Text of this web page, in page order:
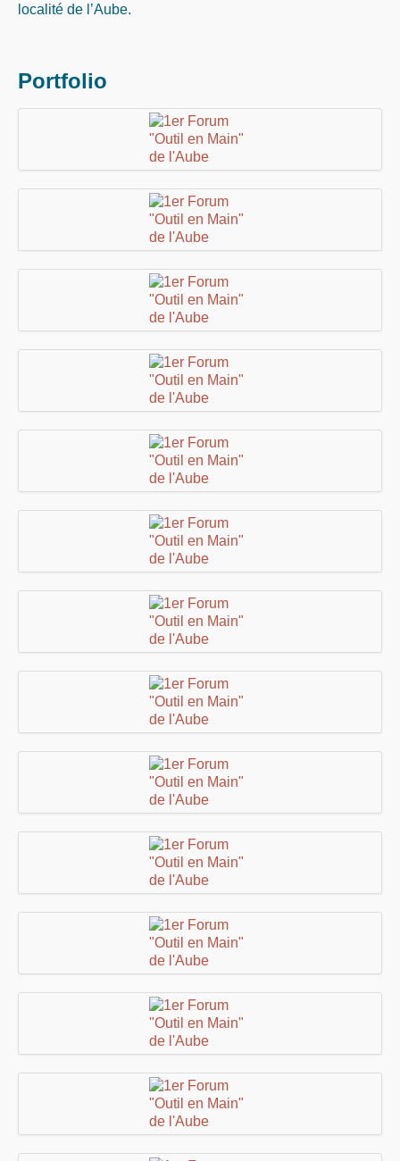
localité de l’Aube.
Portfolio